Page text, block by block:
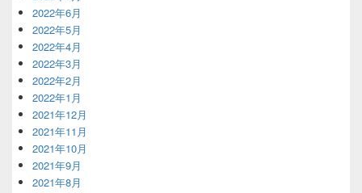
2022年6月
2022年5月
2022年4月
2022年3月
2022年2月
2022年1月
2021年12月
2021年11月
2021年10月
2021年9月
2021年8月